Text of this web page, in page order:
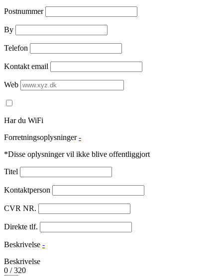
Postnummer
By
Telefon
Kontakt email
Web
Har du WiFi
Forretningsoplysninger -
*Disse oplysninger vil ikke blive offentliggjort
Titel
Kontaktperson
CVR NR.
Direkte tlf.
Beskrivelse -
Beskrivelse
0 /320